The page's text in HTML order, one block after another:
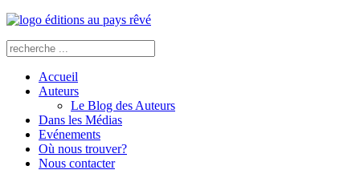
Accueil
Auteurs
Le Blog des Auteurs
Dans les Médias
Evénements
Où nous trouver?
Nous contacter